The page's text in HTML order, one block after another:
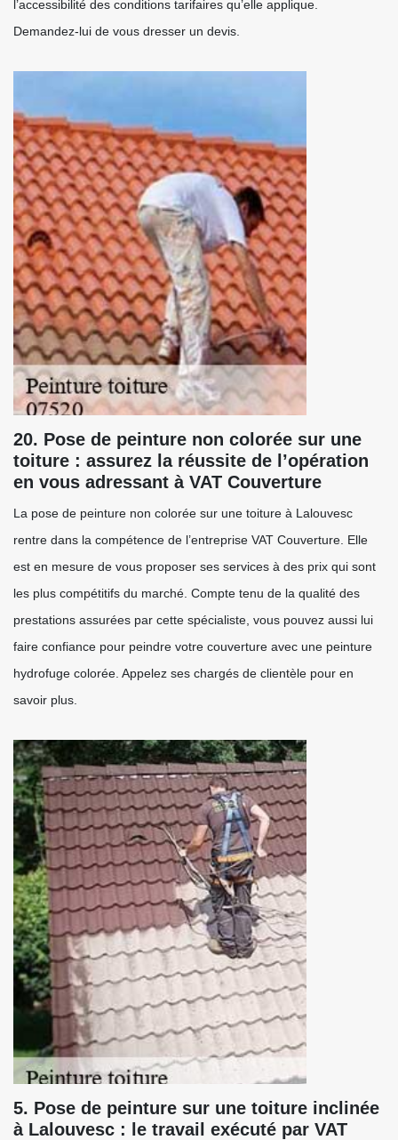
l’accessibilité des conditions tarifaires qu’elle applique.
Demandez-lui de vous dresser un devis.
20. Pose de peinture non colorée sur une
toiture : assurez la réussite de l’opération
en vous adressant à VAT Couverture
La pose de peinture non colorée sur une toiture à Lalouvesc
rentre dans la compétence de l’entreprise VAT Couverture. Elle
est en mesure de vous proposer ses services à des prix qui sont
les plus compétitifs du marché. Compte tenu de la qualité des
prestations assurées par cette spécialiste, vous pouvez aussi lui
faire confiance pour peindre votre couverture avec une peinture
hydrofuge colorée. Appelez ses chargés de clientèle pour en
savoir plus.
5. Pose de peinture sur une toiture inclinée
à Lalouvesc : le travail exécuté par VAT